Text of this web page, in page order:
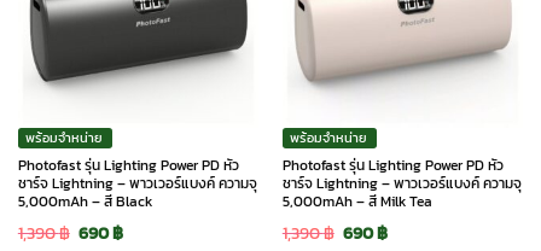
พร้อมจำหน่าย
Photofast รุ่น Lighting Power PD หัว
ชาร์จ Lightning – พาวเวอร์แบงค์ ความจุ
5,000mAh – สี Black
1,390฿ Original
690฿Current
พร้อมจำหน่าย
Photofast รุ่น Lighting Power PD หัว
ชาร์จ Lightning – พาวเวอร์แบงค์ ความจุ
5,000mAh – สี Milk Tea
1,390฿ Original
690฿Current